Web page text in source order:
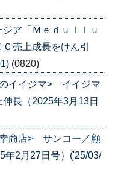
ア「Ｍｅｄｕｌｌｕ
売上成長をけん引
(0820)
イイジマ> イイジマ
長（2025年3月13日
商店> サンコー／顧
年2月27日号）('25/03/